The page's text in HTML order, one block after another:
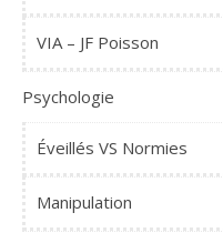
VIA – JF Poisson
Psychologie
Éveillés VS Normies
Manipulation